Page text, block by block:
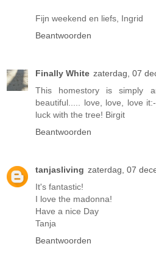
Fijn weekend en liefs, Ingrid
Beantwoorden
Finally White zaterdag, 07
This homestory is simply
beautiful..... love, love, love
luck with the tree! Birgit
Beantwoorden
tanjasliving zaterdag, 07
It's fantastic!
I love the madonna!
Have a nice Day
Tanja
Beantwoorden